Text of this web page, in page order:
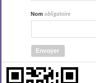
Nomobligatoire